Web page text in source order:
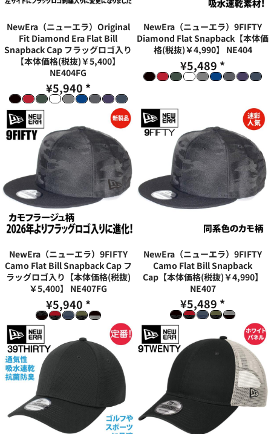
NewEra（ニューエラ）Original
Fit Diamond Era Flat Bill
Snapback Cap フラッグロゴ入り
【本体価格(税抜)￥5,400】
NE404FG
¥5,940 *
NewEra（ニューエラ）9FIFTY
Diamond Flat Snapback【本体価
格(税抜)￥4,990】
NE404
¥5,489 *
NewEra（ニューエラ）9FIFTY
Camo Flat Bill Snapback Cap フ
ラッグロゴ入り【本体価格(税抜)
￥5,400】
NE407FG
¥5,940 *
NewEra（ニューエラ）9FIFTY
Camo Flat Bill Snapback
Cap【本体価格(税抜)￥4,990】
NE407
¥5,489 *